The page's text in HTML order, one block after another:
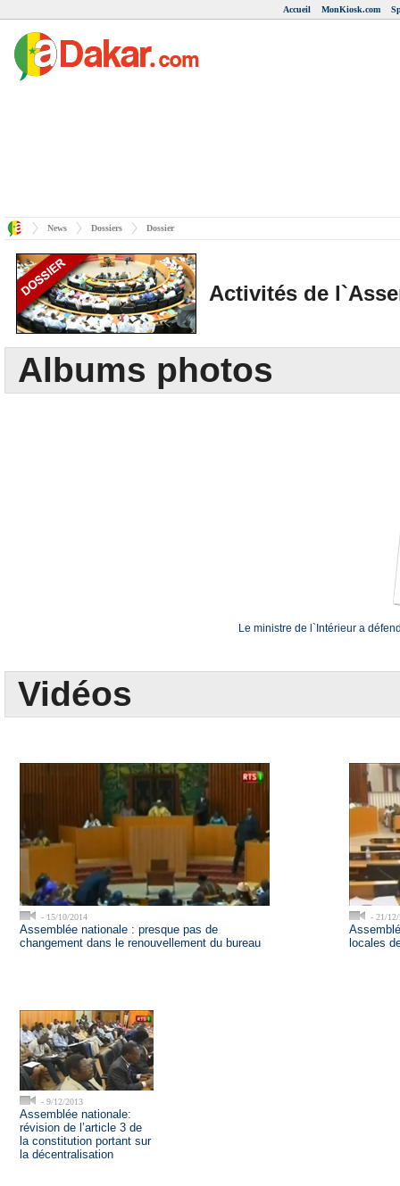
Accueil MonKiosk.com
News Dossiers Dossier
Activités de
Albums photos
Le ministre de l`Intérieur a
Vidéos
- 15/10/2014
Assemblée nationale : presque pas de
changement dans le renouvellement du bureau
- 21/
locales
- 9/12/2013
Assemblée nationale:
révision de l’article 3 de
la constitution portant sur
la décentralisation